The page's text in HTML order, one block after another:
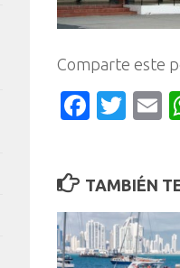
Comparte este
TAMBIÉN